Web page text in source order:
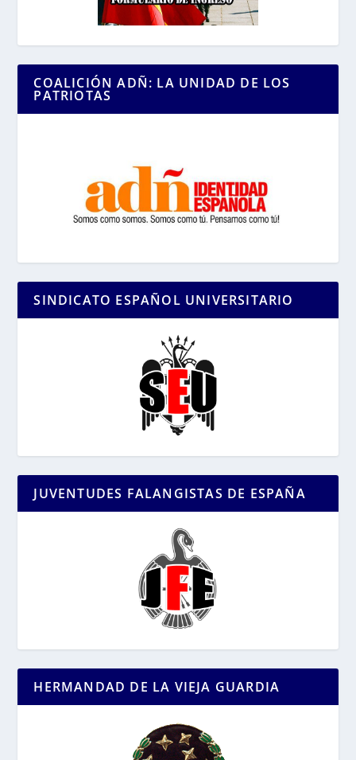
COALICIÓN ADÑ: LA UNIDAD DE LOS
PATRIOTAS
SINDICATO ESPAÑOL UNIVERSITARIO
JUVENTUDES FALANGISTAS DE ESPAÑA
HERMANDAD DE LA VIEJA GUARDIA